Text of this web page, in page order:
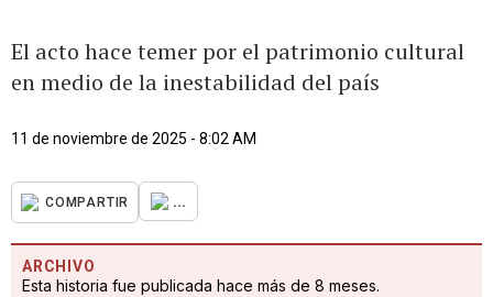
El acto hace temer por el patrimonio cultural
en medio de la inestabilidad del país
11 de noviembre de 2025 - 8:02 AM
COMPARTIR ...
ARCHIVO
Esta historia fue publicada hace más de 8 meses.